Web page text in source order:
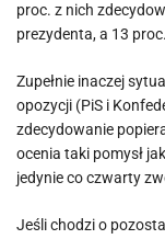
proc. z nich
prezydenta, a 13
Zupełnie inaczej
opozycji (PiS i
zdecydowanie
ocenia taki pomysł
jedynie co czwarty
Jeśli chodzi o